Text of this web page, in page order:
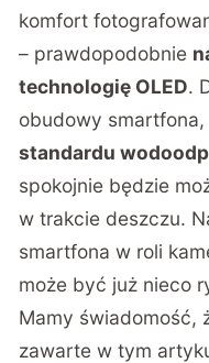
komfort
– prawdopodobnie
technologię OLED.
obudowy smartfona,
standardu
spokojnie będzie
w trakcie deszczu.
smartfona w roli
może być już nieco
Mamy świadomość,
zawarte w tym